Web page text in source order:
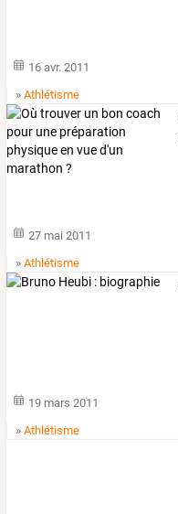
16 avr. 2011
»Athlétisme
27 mai 2011
»Athlétisme
19 mars 2011
»Athlétisme